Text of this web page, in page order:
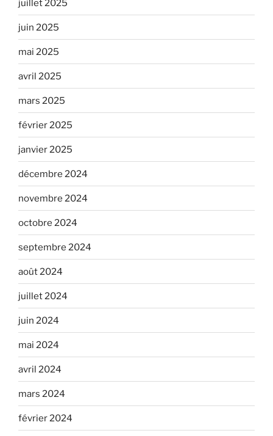
juillet 2025
juin 2025
mai 2025
avril 2025
mars 2025
février 2025
janvier 2025
décembre 2024
novembre 2024
octobre 2024
septembre 2024
août 2024
juillet 2024
juin 2024
mai 2024
avril 2024
mars 2024
février 2024